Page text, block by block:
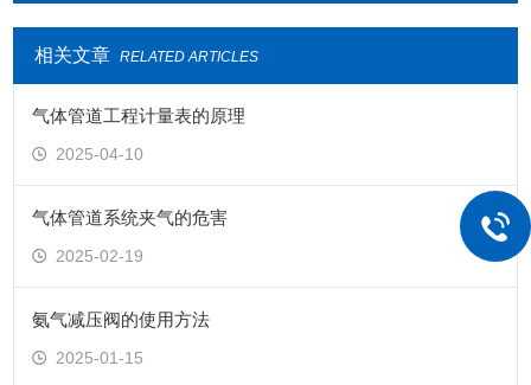
相关文章 RELATED ARTICLES
气体管道工程计量表的原理
2025-04-10
气体管道系统夹气的危害
2025-02-19
氨气减压阀的使用方法
2025-01-15